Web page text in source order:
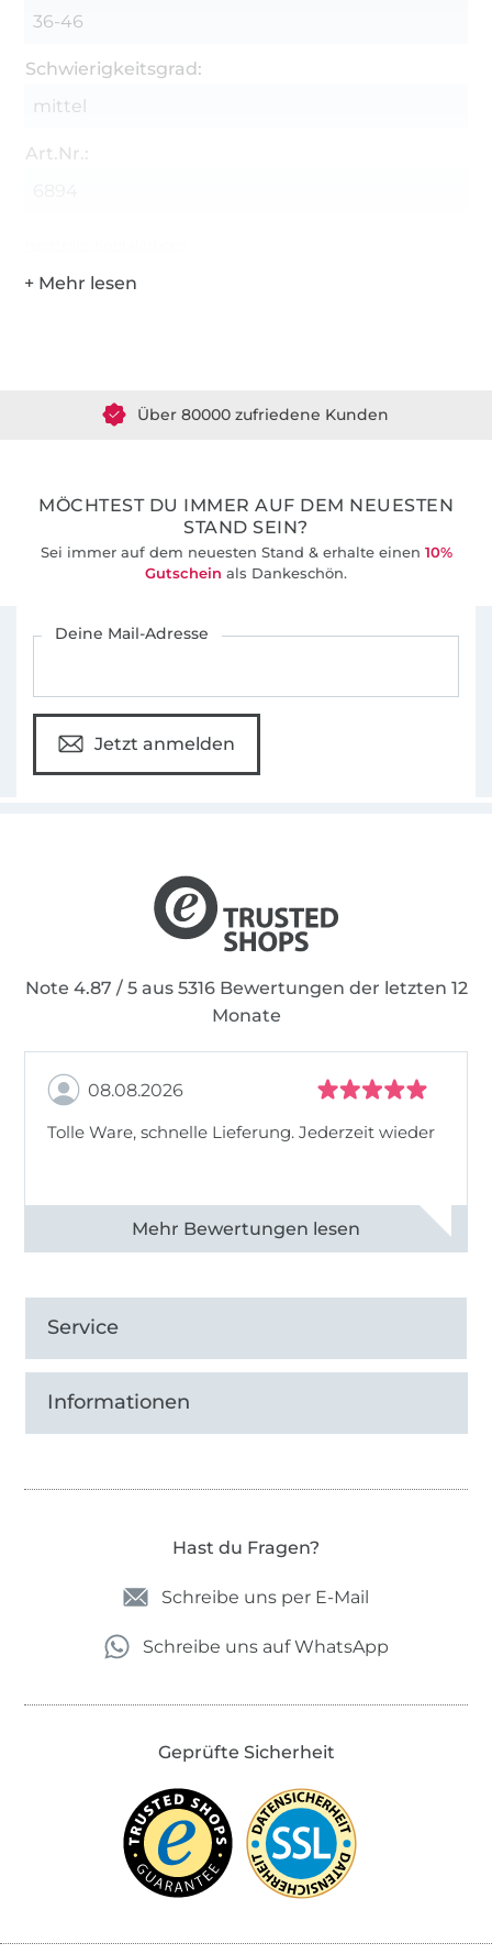
36-46
Schwierigkeitsgrad:
mittel
Art.Nr.:
MÖCHTEST DU IMMER AUF DEM NEUESTEN
STAND SEIN?
Sei immer auf dem neuesten Stand & erhalte einen 10%
Gutschein als Dankeschön.
Deine Mail-Adresse
Jetzt anmelden
Note 4.87 / 5 aus 5316 Bewertungen der letzten 12
Monate
08.08.2026
Tolle Ware, schnelle Lieferung. Jederzeit wieder
Alle 83013 Bewertungen ansehen
Service
Informationen
Hast du Fragen?
Schreibe uns per E-Mail
Schreibe uns auf WhatsApp
Geprüfte Sicherheit